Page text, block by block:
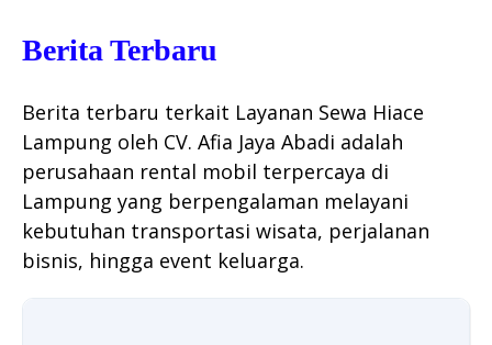
Berita Terbaru
Berita terbaru terkait Layanan Sewa Hiace
Lampung oleh CV. Afia Jaya Abadi adalah
perusahaan rental mobil terpercaya di
Lampung yang berpengalaman melayani
kebutuhan transportasi wisata, perjalanan
bisnis, hingga event keluarga.